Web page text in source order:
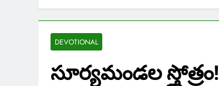
DEVOTIONAL
సూర్యమండల స్త్రోత్రం!